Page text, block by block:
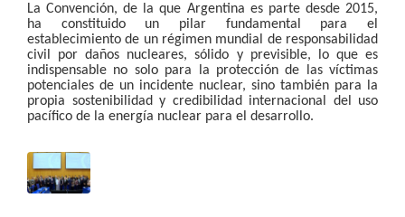
La Convención, de la que Argentina es parte desde 2015,
ha constituido un pilar fundamental para el
establecimiento de un régimen mundial de responsabilidad
civil por daños nucleares, sólido y previsible, lo que es
indispensable no solo para la protección de las víctimas
potenciales de un incidente nuclear, sino también para la
propia sostenibilidad y credibilidad internacional del uso
pacífico de la energía nuclear para el desarrollo.